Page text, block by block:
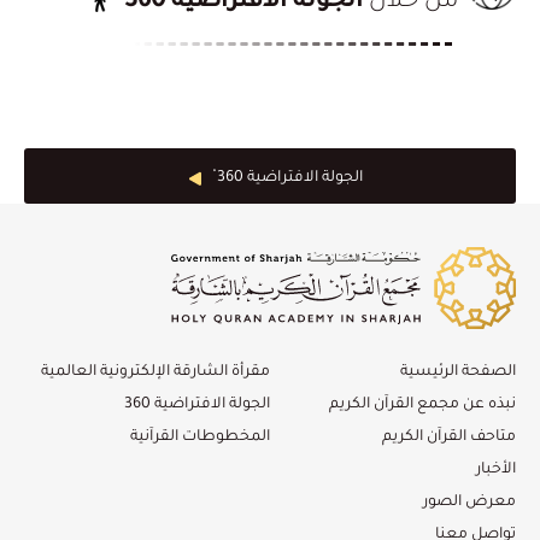
الجولة الافتراضية 360 ْ
الصفحة الرئيسية
نبذه عن مجمع القرآن الكريم
متاحف القرآن الكريم
مقرأة الشارقة الإلكترونية العالمية
الجولة الافتراضية 360
المخطوطات القرآنية
الأخبار
معرض الصور
تواصل معنا